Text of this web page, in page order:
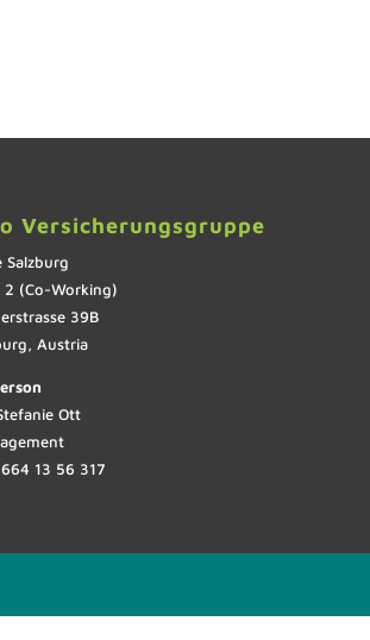
Versicherungsgruppe
Salzburg
2 (Co-Working)
39B
Austria
Ott
13 56 317